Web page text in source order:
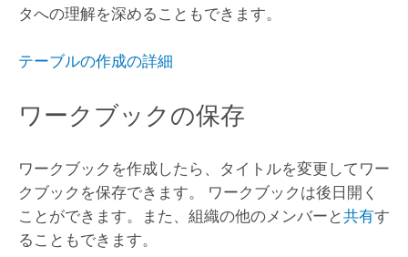
タへの理解を深めることもできます。
テーブルの作成の詳細
ワークブックの保存
ワークブックを作成したら、タイトルを変更してワー
クブックを保存できます。 ワークブックは後日開く
ことができます。また、組織の他のメンバーと共有す
ることもできます。